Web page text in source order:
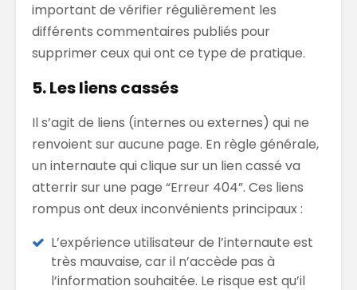
important de vérifier régulièrement les
différents commentaires publiés pour
supprimer ceux qui ont ce type de pratique.
5. Les liens cassés
Il s’agit de liens (internes ou externes) qui ne
renvoient sur aucune page. En règle générale,
un internaute qui clique sur un lien cassé va
atterrir sur une page “Erreur 404”. Ces liens
rompus ont deux inconvénients principaux :
L’expérience utilisateur de l’internaute est
très mauvaise, car il n’accède pas à
l’information souhaitée. Le risque est qu’il